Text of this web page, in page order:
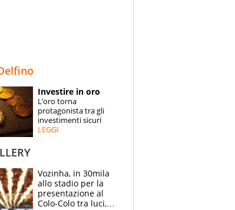
ESPERTI
CONTATTI
Investire in oro
L’oro torna
protagonista tra gli
investimenti sicuri
LEGGI
Vozinha, in 30mila
allo stadio per la
presentazione al
Colo-Colo tra luci,